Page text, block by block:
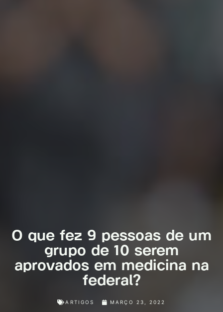
O que fez 9 pessoas de um
grupo de 10 serem
aprovados em medicina na
federal?
ARTIGOS MARÇO 23, 2022